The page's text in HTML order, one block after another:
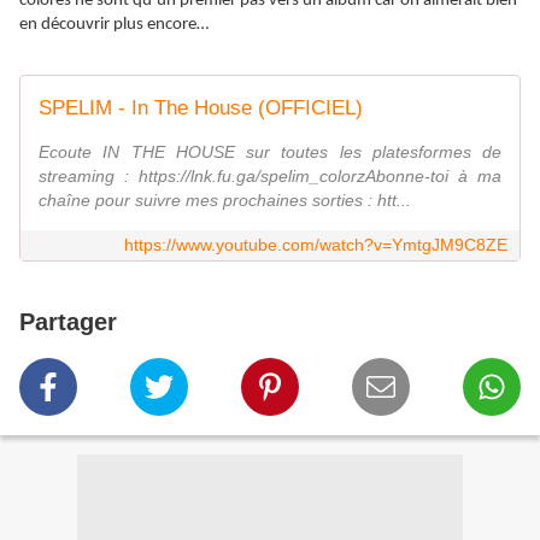
en découvrir plus encore…
SPELIM - In The House (OFFICIEL)
Ecoute IN THE HOUSE sur toutes les platesformes de
streaming : https://lnk.fu.ga/spelim_colorzAbonne-toi à ma
chaîne pour suivre mes prochaines sorties : htt...
https://www.youtube.com/watch?v=YmtgJM9C8ZE
Partager